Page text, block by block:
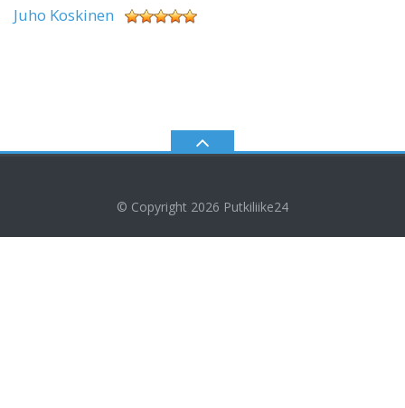
Juho Koskinen
© Copyright 2026 Putkiliike24